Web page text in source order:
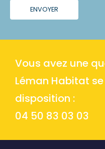
ENVOYER
Vous avez une
Léman Habitat
disposition :
04 50 83 03 03